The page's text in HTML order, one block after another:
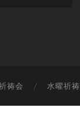
祷会 水曜祈